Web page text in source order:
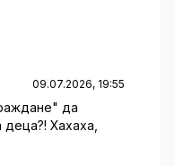
09.07.2026, 19:55
да
Хахаха,